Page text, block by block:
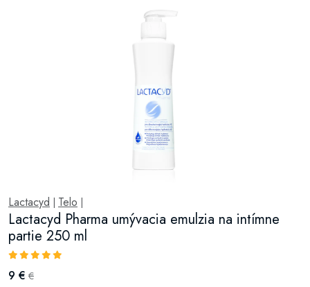
Lactacyd Telo
Lactacyd Pharma umývacia emulzia na intímne
partie 250 ml
9 € €